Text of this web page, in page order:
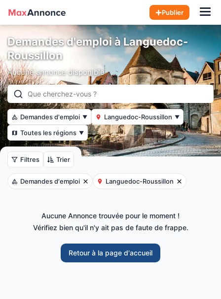
Publier
Demandes d'emploi à Languedoc-
Roussillon
Aucune annonce disponible
Demandes d'emploi ▼ Languedoc-Roussillon ▼
Toutes les régions ▼
Filtres Trier
Demandes d'emploi Languedoc-Roussillon
Aucune Annonce trouvée pour le moment !
Vérifiez bien qu'il n'y ait pas de faute de frappe.
Retour à la page d'accueil